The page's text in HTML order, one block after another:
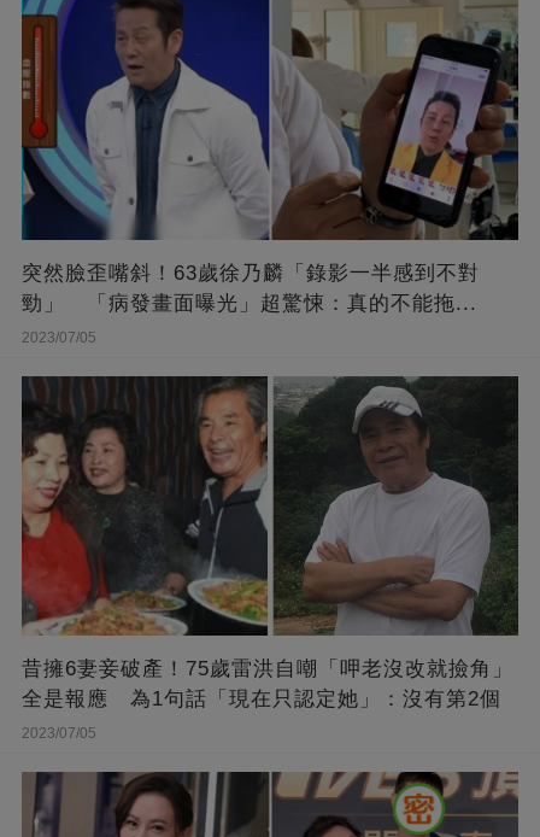
突然臉歪嘴斜！63歲徐乃麟「錄影一半感到不對
勁」 「病發畫面曝光」超驚悚：真的不能拖...
2023/07/05
昔擁6妻妾破產！75歲雷洪自嘲「呷老沒改就撿角」
全是報應 為1句話「現在只認定她」：沒有第2個
2023/07/05